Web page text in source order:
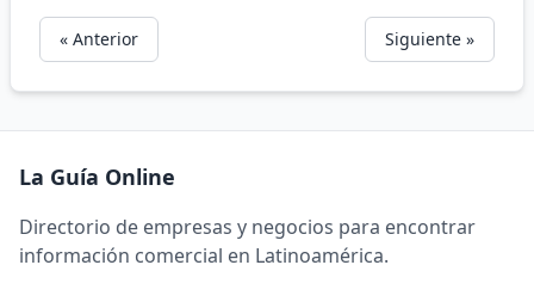
« Anterior Siguiente »
La Guía Online
Directorio de empresas y negocios para encontrar
información comercial en Latinoamérica.